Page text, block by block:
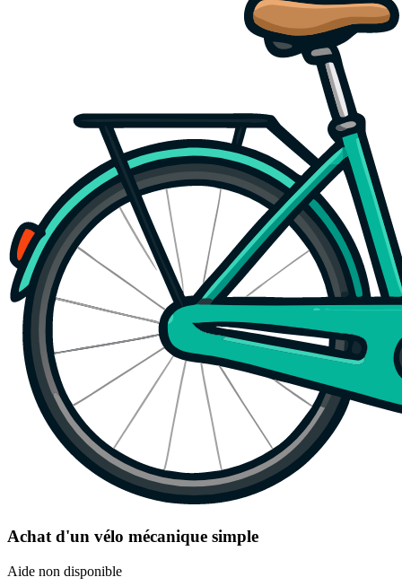
Achat d'un vélo mécanique simple
Aide non disponible